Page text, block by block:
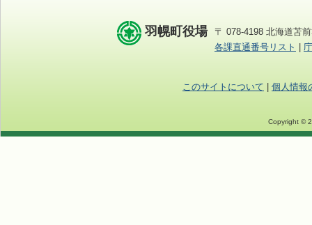
羽幌町役場
〒 078-4198 北海道苫
各課直通番号リスト
このサイトについて 個人情報
Copyright ©